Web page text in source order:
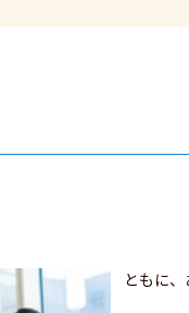
ともに